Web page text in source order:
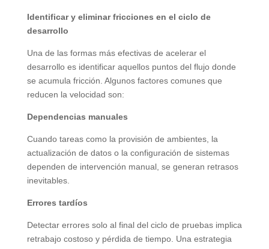
Identificar y eliminar fricciones en el ciclo de
desarrollo
Una de las formas más efectivas de acelerar el
desarrollo es identificar aquellos puntos del flujo donde
se acumula fricción. Algunos factores comunes que
reducen la velocidad son:
Dependencias manuales
Cuando tareas como la provisión de ambientes, la
actualización de datos o la configuración de sistemas
dependen de intervención manual, se generan retrasos
inevitables.
Errores tardíos
Detectar errores solo al final del ciclo de pruebas implica
retrabajo costoso y pérdida de tiempo. Una estrategia